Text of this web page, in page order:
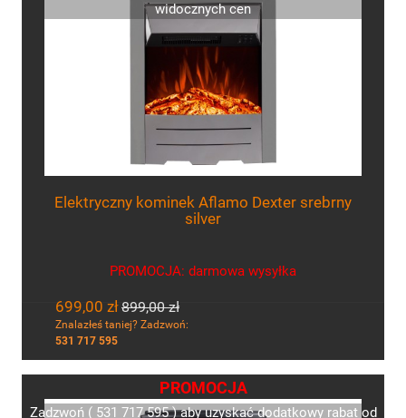
Elektryczny kominek Aflamo Dexter srebrny
silver
PROMOCJA: darmowa wysyłka
699,00 zł899,00 zł
Znalazłeś taniej? Zadzwoń:
531 717 595
widocznych cen
PROMOCJA
Zadzwoń ( 531 717 595 ) aby uzyskać dodatkowy rabat od